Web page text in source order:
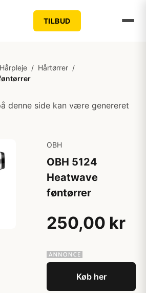
TILBUD
Hårpleje / Hårtørrer /
denne side kan være genereret
OBH
OBH 5124
Heatwave
føntørrer
250,00 kr
Køb her